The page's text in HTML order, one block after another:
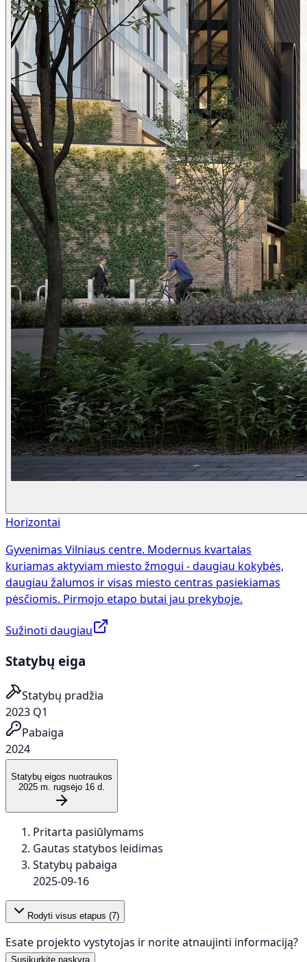
Horizontai
Gyvenimas Vilniaus centre. Modernus kvartalas
kuriamas aktyviam miesto žmogui - daugiau kokybės,
daugiau žalumos ir visas miesto centras pasiekiamas
pėsčiomis. Pirmojo etapo butai jau prekyboje.
Sužinoti daugiau
Statybų eiga
Statybų pradžia
2023 Q1
Pabaiga
2024
Statybų eigos nuotraukos
2025 m. rugsėjo 16 d.
Pritarta pasiūlymams
Gautas statybos leidimas
Statybų pabaiga
2025-09-16
Rodyti visus etapus (7)
Esate projekto vystytojas ir norite atnaujinti informaciją?
Susikurkite paskyrą